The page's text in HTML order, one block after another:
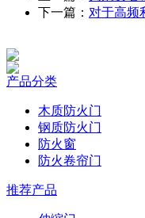
下一篇： 对于高频
产品分类
木质防火门
钢质防火门
防火窗
防火卷帘门
推荐产品